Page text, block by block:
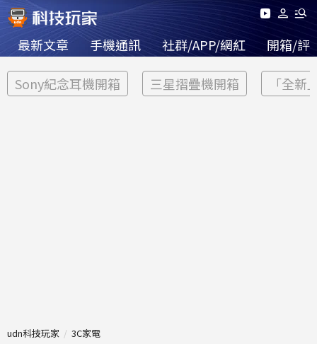
最新文章 手機通訊 社群/APP/網紅 開箱/評
Sony紀念耳機開箱 三星摺疊機開箱 「全新
udn科技玩家 3C家電